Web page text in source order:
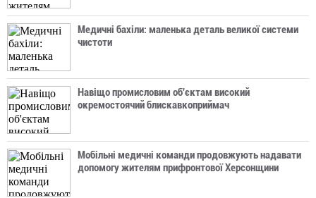
Медичні бахіли: маленька деталь великої системи
чистоти
Навіщо промисловим об'єктам високий
окремостоячий блискавкоприймач
Мобільні медичні команди продовжують надавати
допомогу жителям прифронтової Херсонщини